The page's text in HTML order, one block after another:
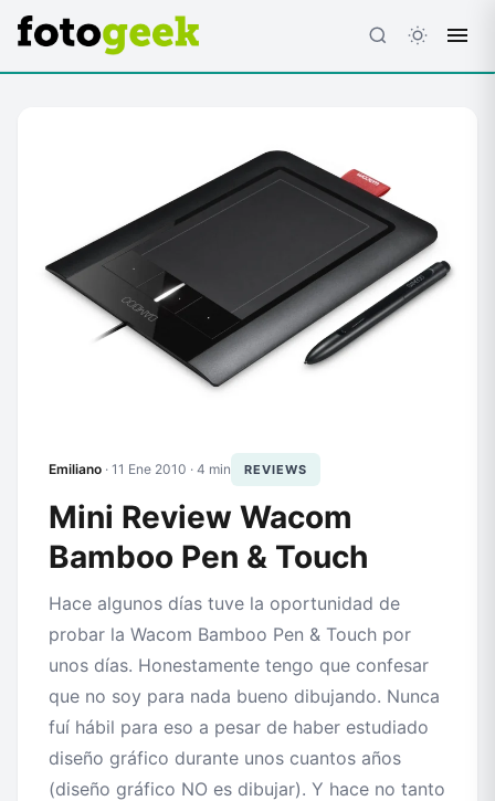
ESC
Emiliano · 11 Ene 2010 · 4 min REVIEWS
Mini Review Wacom
Bamboo Pen & Touch
Hace algunos días tuve la oportunidad de
probar la Wacom Bamboo Pen & Touch por
unos días. Honestamente tengo que confesar
que no soy para nada bueno dibujando. Nunca
fuí hábil para eso a pesar de haber estudiado
diseño gráfico durante unos cuantos años
(diseño gráfico NO es dibujar). Y hace no tanto